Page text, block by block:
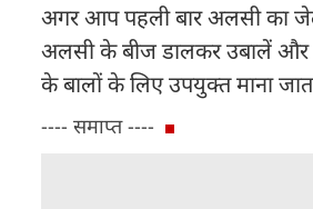
अगर आप पहली बार अलसी का
अलसी के बीज डालकर उबालें और
के बालों के लिए उपयुक्त माना
---- समाप्त ----